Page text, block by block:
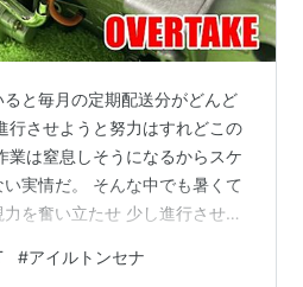
と毎月の定期配送分がどんど
行させようと努力はすれどこの
業は窒息しそうになるからスケ
実情だ。 そんな中でも暑くて
を奮い立たせ 少し進行させて
ョンオイルホース等取り付け
#アイルトンセナ